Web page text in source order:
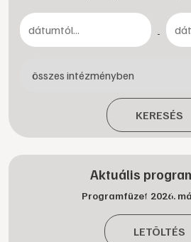
-
KERESÉS
Aktuális
Programfüzet 2026.
LETÖLTÉS